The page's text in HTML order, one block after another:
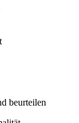
beurteilen